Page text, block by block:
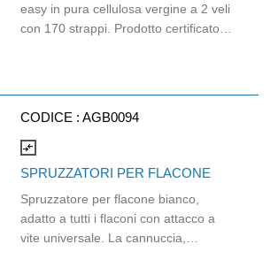
easy in pura cellulosa vergine a 2 veli
con 170 strappi. Prodotto certificato
CODICE : AGB0094
compare_arrows
SPRUZZATORI PER FLACONE
Spruzzatore per flacone bianco,
adatto a tutti i flaconi con attacco a
vite universale. La cannuccia,